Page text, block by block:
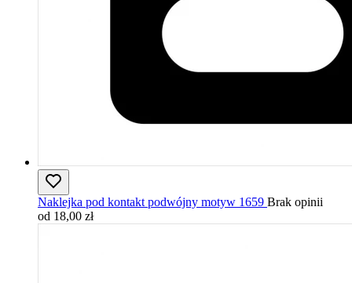
Naklejka pod kontakt podwójny motyw 1659 Brak opinii
od 18,00 zł